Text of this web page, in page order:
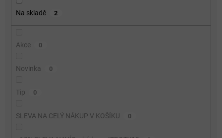
Na skladě 2
Akce 0
Novinka 0
Tip 0
SLEVA NA CELÝ NÁKUP V KOŠÍKU 0